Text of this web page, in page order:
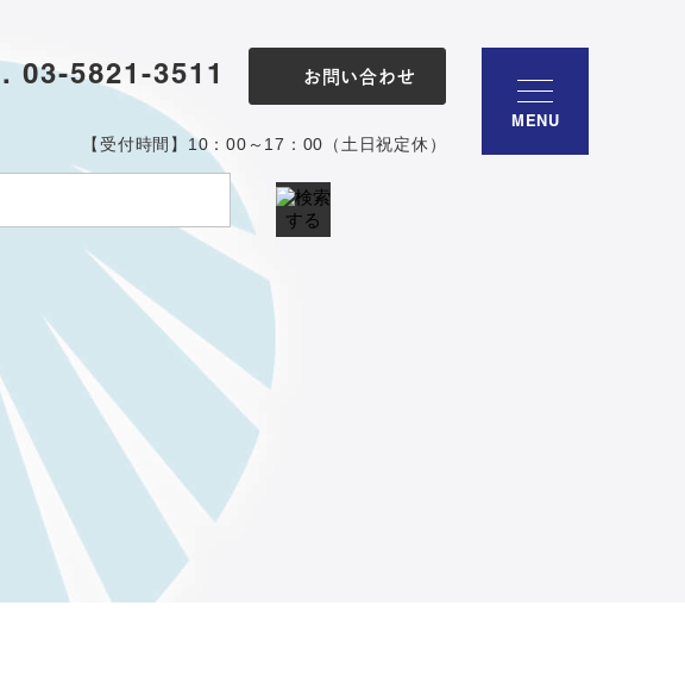
03-5821-3511 お問い合わせ
【受付時間】10：00～17：00（土日祝定休）
MENU